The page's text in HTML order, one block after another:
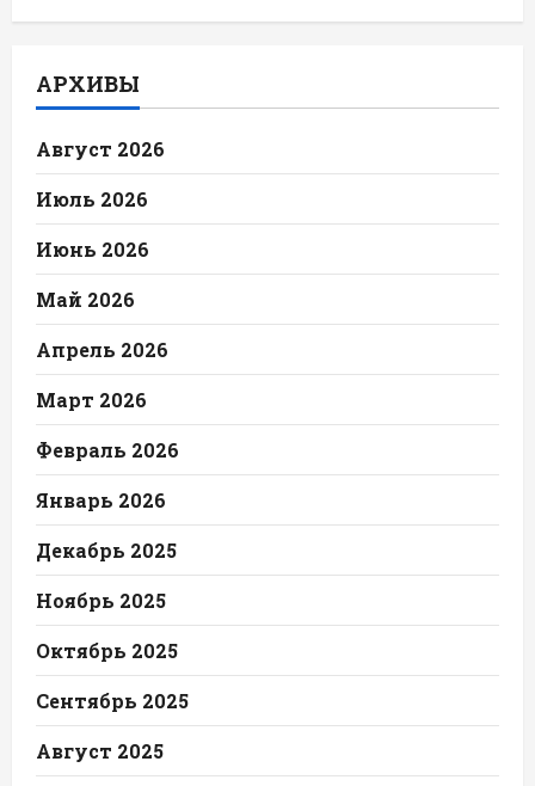
АРХИВЫ
Август 2026
Июль 2026
Июнь 2026
Май 2026
Апрель 2026
Март 2026
Февраль 2026
Январь 2026
Декабрь 2025
Ноябрь 2025
Октябрь 2025
Сентябрь 2025
Август 2025